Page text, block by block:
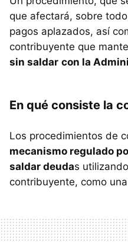
que afectará, sobre
pagos aplazados, así
contribuyente que
sin saldar con la
En qué consiste la
Los procedimientos de
mecanismo regulado
saldar deudas
contribuyente, como